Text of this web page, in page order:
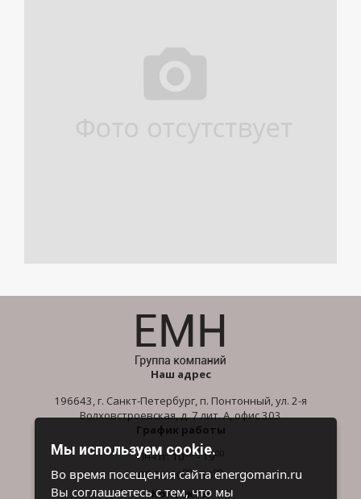
Наш адрес
196643, г. Санкт-Петербург, п. Понтонный, ул. 2-я
Волховстроевская, д. 7 лит. А, офис 303
График работы
Пн-Пт: 1000- 1900
Сб-Вс: 1000- 1600
Контакты
Мы используем cookie.
Во время посещения сайта energomarin.ru
Вы соглашаетесь с тем, что мы